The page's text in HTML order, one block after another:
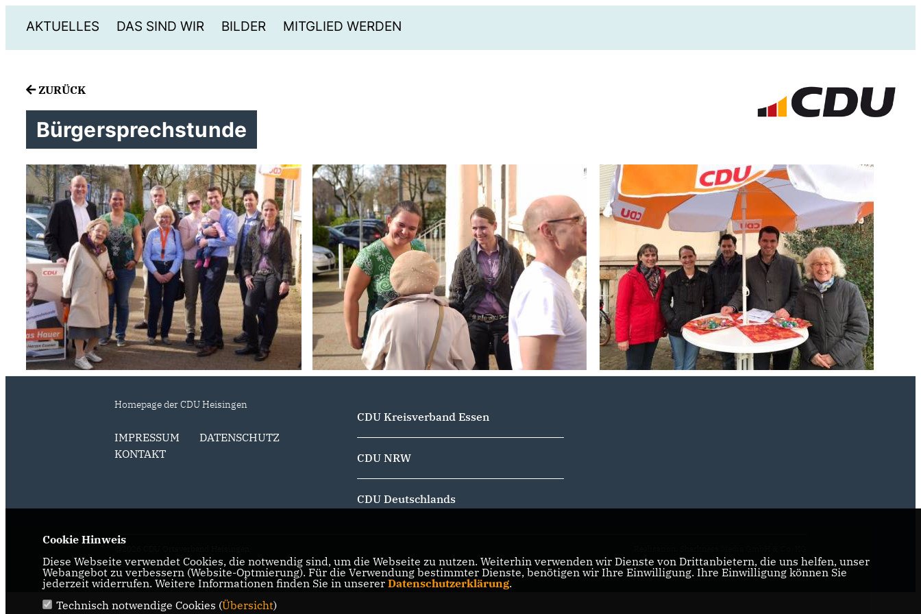
AKTUELLES DAS SIND WIR BILDER MITGLIED WERDEN
ZURÜCK
Bürgersprechstunde
Homepage der CDU Heisingen
IMPRESSUM
DATENSCHUTZ
KONTAKT
CDU Kreisverband Essen
CDU NRW
CDU Deutschlands
Alle Rechte vorbehalten.
Cookie Hinweis
Diese Webseite verwendet Cookies, die notwendig sind, um die Webseite zu nutzen. Weiterhin verwenden wir Dienste von Drittanbietern, die uns helfen, unser
Webangebot zu verbessern (Website-Optmierung). Für die Verwendung bestimmter Dienste, benötigen wir Ihre Einwilligung. Ihre Einwilligung können Sie
jederzeit widerrufen. Weitere Informationen finden Sie in unserer Datenschutzerklärung.
Technisch notwendige Cookies (Übersicht)